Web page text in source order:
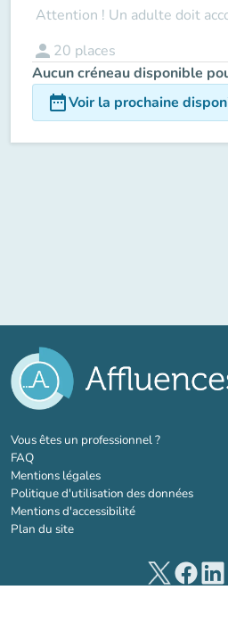
Attention ! Un adulte doit
person 20 places
Aucun créneau disponible
date_rangeVoir la prochaine
Vous êtes un professionnel ?(nouvel
FAQ
Mentions légales
Politique d'utilisation des données
Mentions d'accessibilité
Plan du site
(nouvel